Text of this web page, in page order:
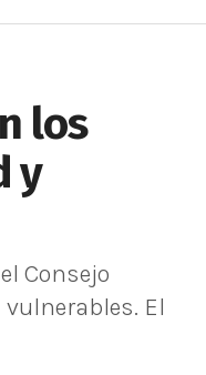
los
y
Consejo
vulnerables. El